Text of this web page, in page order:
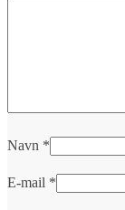
Navn *
E-mail *